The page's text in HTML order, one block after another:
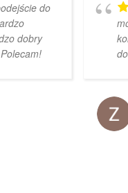
do
dobry